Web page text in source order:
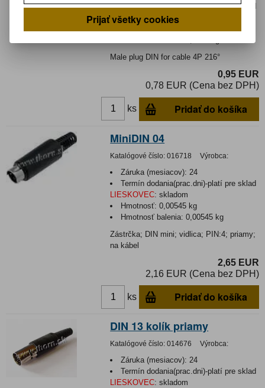
Termín dodania(prac.dni)-platí pre sklad
LIESKOVEC:skladom
Male plug DIN for cable 4P 216°
0,95 EUR
0,78 EUR (Cena bez DPH)
ks Pridať do košíka
MiniDIN 04
Katalógové číslo: 016718 Výrobca:
Záruka (mesiacov): 24
Termín dodania(prac.dni)-platí pre sklad
LIESKOVEC: skladom
Hmotnosť:0,00545 kg
Hmotnosť balenia:0,00545 kg
Zástrčka; DIN mini; vidlica; PIN:4; priamy;
na kábel
2,65 EUR
2,16 EUR (Cena bez DPH)
ks Pridať do košíka
DIN 13 kolík priamy
Katalógové číslo: 014676 Výrobca:
Záruka (mesiacov): 24
Termín dodania(prac.dni)-platí pre sklad
LIESKOVEC: skladom
Prijať všetky cookies